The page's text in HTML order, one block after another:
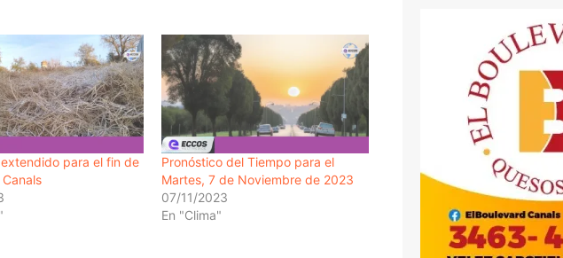
para el fin de
Pronóstico del Tiempo para el
Martes, 7 de Noviembre de 2023
07/11/2023
En "Clima"